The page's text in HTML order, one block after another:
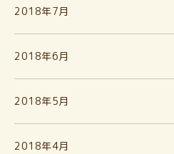
2018年7月
2018年6月
2018年5月
2018年4月